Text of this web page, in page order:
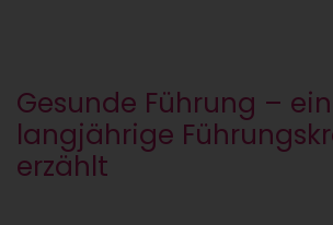
Gesunde Führung –
langjährige
erzählt